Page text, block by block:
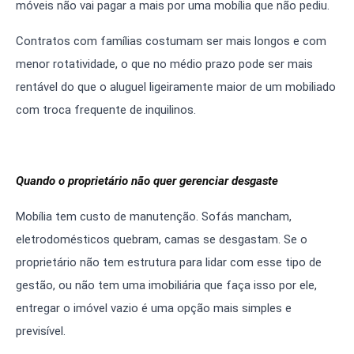
móveis não vai pagar a mais por uma mobília que não pediu.
Contratos com famílias costumam ser mais longos e com
menor rotatividade, o que no médio prazo pode ser mais
rentável do que o aluguel ligeiramente maior de um mobiliado
com troca frequente de inquilinos.
Quando o proprietário não quer gerenciar desgaste
Mobília tem custo de manutenção. Sofás mancham,
eletrodomésticos quebram, camas se desgastam. Se o
proprietário não tem estrutura para lidar com esse tipo de
gestão, ou não tem uma imobiliária que faça isso por ele,
entregar o imóvel vazio é uma opção mais simples e
previsível.